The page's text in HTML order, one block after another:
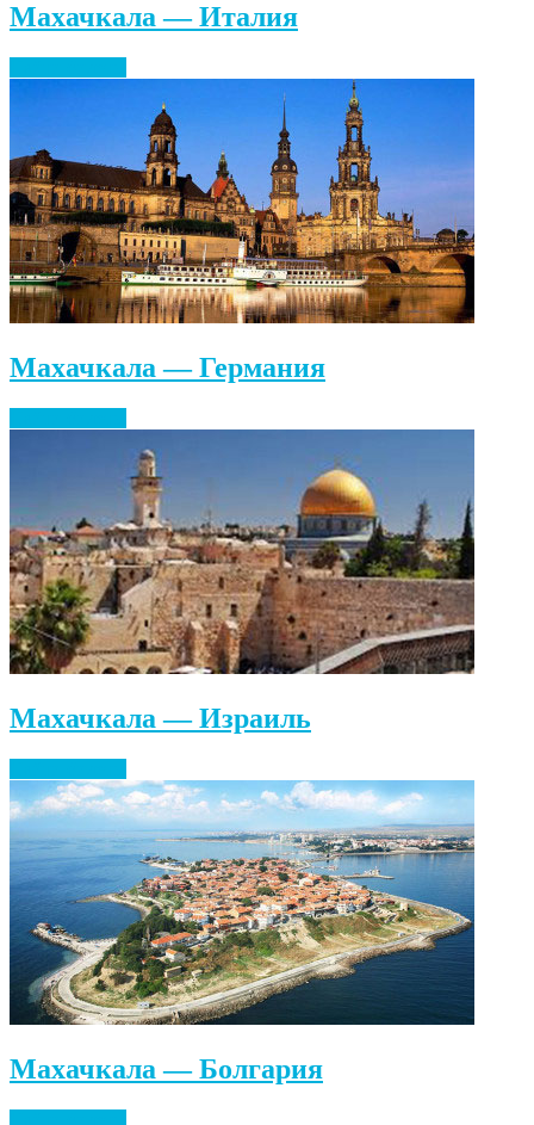
Махачкала — Италия
Махачкала — Германия
Махачкала — Израиль
Махачкала — Болгария